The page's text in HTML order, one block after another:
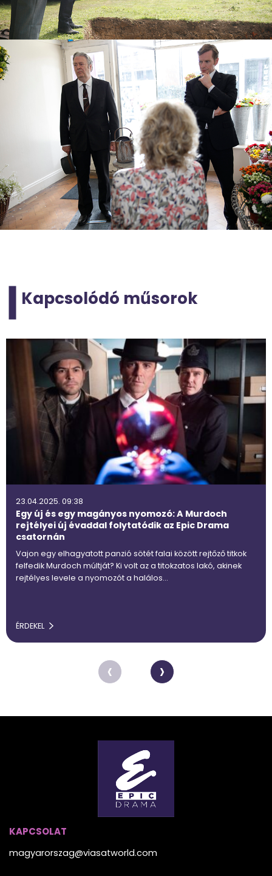
Kapcsolódó műsorok
23.04.2025. 09:38
Egy új és egy magányos nyomozó: A Murdoch
rejtélyei új évaddal folytatódik az Epic Drama
csatornán
Vajon egy elhagyatott panzió sötét falai között rejtőző titkok
felfedik Murdoch múltját? Ki volt az a titokzatos lakó, akinek
rejtélyes levele a nyomozót a halálos…
ÉRDEKEL
‹ ›
KAPCSOLAT
magyarorszag@viasatworld.com